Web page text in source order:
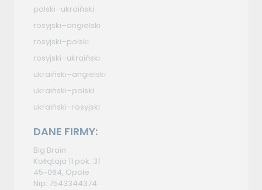
polski–ukraiński
rosyjski–angielski
rosyjski–polski
rosyjski–ukraiński
ukraiński–angielski
ukraiński–polski
ukraiński–rosyjski
DANE FIRMY:
Big Brain
Kołłątaja 11 pok. 31
45-064, Opole
Nip: 7543344374